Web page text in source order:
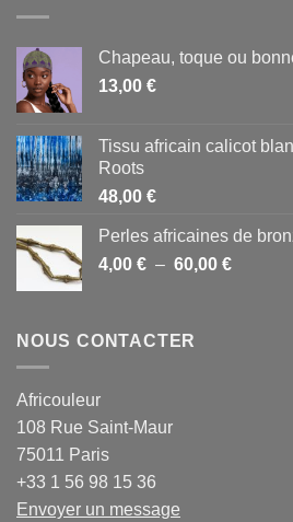
Chapeau, toque ou
13,00 €
Tissu africain calicot
Roots
48,00 €
Perles africaines de
4,00 € – 60,00 €Plage
NOUS CONTACTER
Africouleur
108 Rue Saint-Maur
75011 Paris
+33 1 56 98 15 36
Envoyer un message